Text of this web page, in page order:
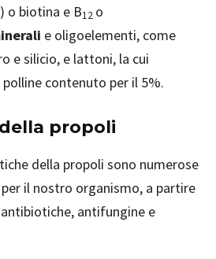
o biotina e B12 o
e oligoelementi, come
e silicio, e lattoni, la cui
contenuto per il 5%.
propoli
della propoli sono numerose
il nostro organismo, a partire
antifungine e